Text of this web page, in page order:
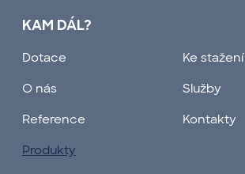
KAM DÁL?
Dotace
O nás
Reference
Produkty
Ke stažení
Služby
Kontakty